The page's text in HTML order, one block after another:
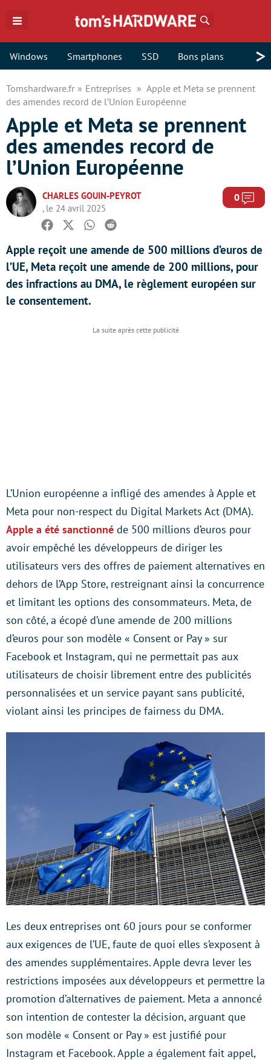
Windows Smartphones SSD Bons plans >
Tomshardware.fr Entreprises
Apple et Meta se prennent
des amendes record de l’Union Européenne
Apple et Meta se prennent
des amendes record de
l’Union Européenne
CHARLES GOUIN-PEYROT
, le 24 avril 2025
0
Facebook
TwitterWhatsapp
Reddit
Apple reçoit une amende de 500 millions d’euros de
l’UE, Meta reçoit une amende de 200 millions, pour
des infractions au DMA, le règlement européen sur
le consentement.
L’Union européenne a infligé des amendes à Apple et
Meta pour non-respect du Digital Markets Act (DMA).
Apple a été sanctionné de 500 millions d’euros pour
avoir empêché les développeurs de diriger les
utilisateurs vers des offres de paiement alternatives en
dehors de l’App Store, restreignant ainsi la concurrence
et limitant les options des consommateurs. Meta, de
son côté, a écopé d’une amende de 200 millions
d’euros pour son modèle « Consent or Pay » sur
Facebook et Instagram, qui ne permettait pas aux
utilisateurs de choisir librement entre des publicités
personnalisées et un service payant sans publicité,
violant ainsi les principes de fairness du DMA.
Les deux entreprises ont 60 jours pour se conformer
aux exigences de l’UE, faute de quoi elles s’exposent à
des amendes supplémentaires. Apple devra lever les
restrictions imposées aux développeurs et permettre la
promotion d’alternatives de paiement. Meta a annoncé
son intention de contester la décision, arguant que
son modèle « Consent or Pay » est justifié pour
Instagram et Facebook. Apple a également fait appel,